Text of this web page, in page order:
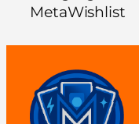
MetaWishlist